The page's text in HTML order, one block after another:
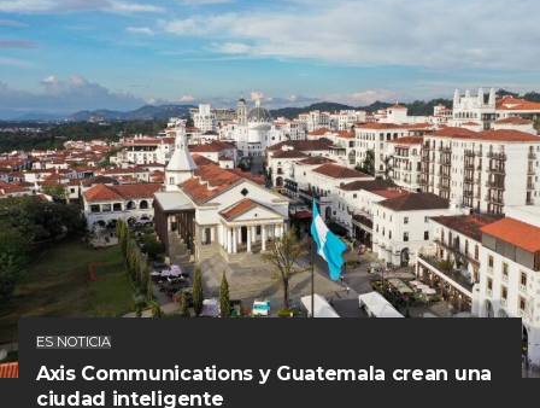
ES NOTICIA
Axis Communications y Guatemala crean una
ciudad inteligente